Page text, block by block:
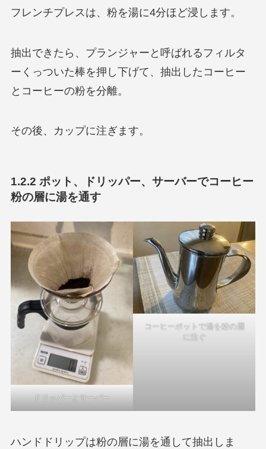
フレンチプレスは、粉を湯に4分ほど浸します。
抽出できたら、プランジャーと呼ばれるフィルタ
ーくっついた棒を押し下げて、抽出したコーヒー
とコーヒーの粉を分離。
その後、カップに注ぎます。
1.2.2 ポット、ドリッパー、サーバーでコーヒー
粉の層に湯を通す
ドリッパーとサーバー
コーヒーポットで湯を粉の層
に注ぐ
ハンドドリップは粉の層に湯を通して抽出しま